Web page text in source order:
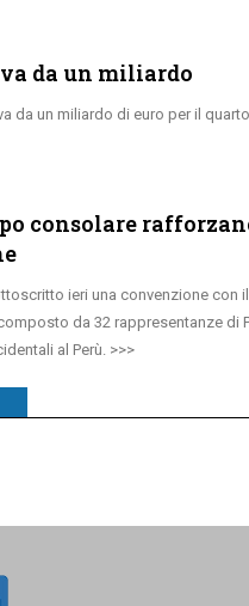
da un miliardo
da un miliardo di euro per il
consolare
ieri una convenzione con
da 32 rappresentanze di
al Perù.